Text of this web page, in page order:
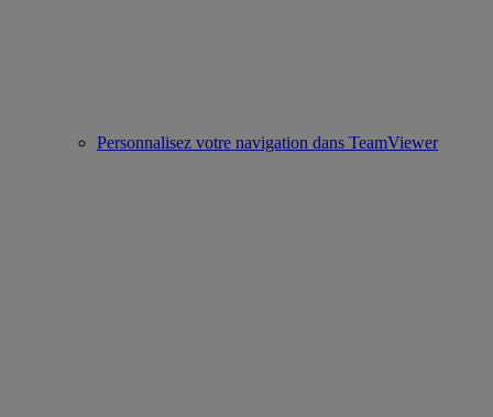
Personnalisez votre navigation dans TeamViewer